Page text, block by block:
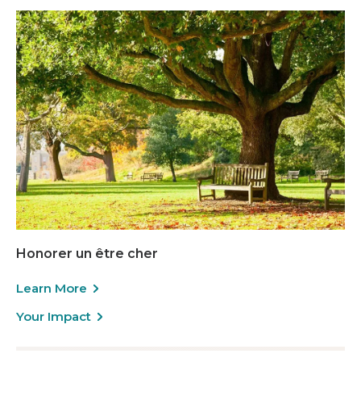
Honorer un être cher
Learn More
Your Impact